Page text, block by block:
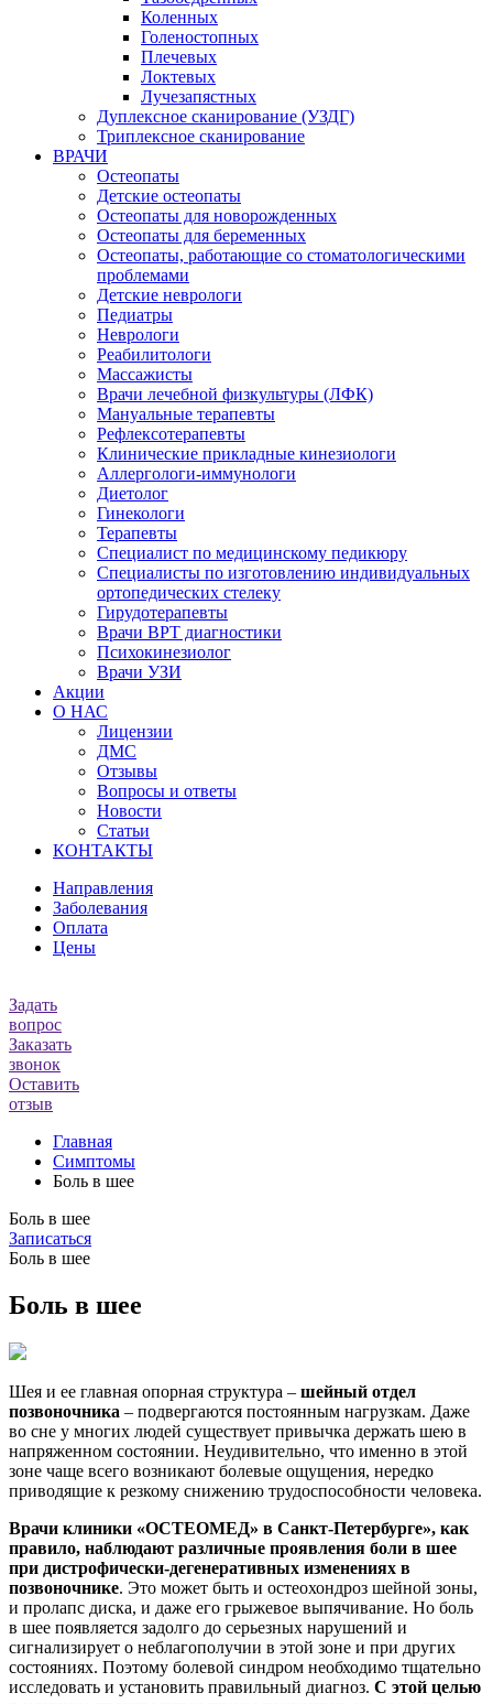
Коленных
Голеностопных
Плечевых
Локтевых
Лучезапястных
Дуплексное сканирование (УЗДГ)
Триплексное сканирование
ВРАЧИ
Остеопаты
Детские остеопаты
Остеопаты для новорожденных
Остеопаты для беременных
Остеопаты, работающие со стоматологическими
проблемами
Детские неврологи
Педиатры
Неврологи
Реабилитологи
Массажисты
Врачи лечебной физкультуры (ЛФК)
Мануальные терапевты
Рефлексотерапевты
Клинические прикладные кинезиологи
Аллергологи-иммунологи
Диетолог
Гинекологи
Терапевты
Специалист по медицинскому педикюру
Специалисты по изготовлению индивидуальных
ортопедических стелеку
Гирудотерапевты
Врачи ВРТ диагностики
Психокинезиолог
Врачи УЗИ
Акции
О НАС
Лицензии
ДМС
Отзывы
Вопросы и ответы
Новости
Статьи
КОНТАКТЫ
Направления
Заболевания
Оплата
Цены
Задать
вопрос
Заказать
звонок
Оставить
отзыв
Главная
Симптомы
Боль в шее
Боль в шее
Записаться
Боль в шее
Боль в шее
Шея и ее главная опорная структура – шейный отдел
позвоночника – подвергаются постоянным нагрузкам. Даже
во сне у многих людей существует привычка держать шею в
напряженном состоянии. Неудивительно, что именно в этой
зоне чаще всего возникают болевые ощущения, нередко
приводящие к резкому снижению трудоспособности человека.
Врачи клиники «ОСТЕОМЕД» в Санкт-Петербурге», как
правило, наблюдают различные проявления боли в шее
при дистрофически-дегенеративных изменениях в
позвоночнике. Это может быть и остеохондроз шейной зоны,
и пролапс диска, и даже его грыжевое выпячивание. Но боль
в шее появляется задолго до серьезных нарушений и
сигнализирует о неблагополучии в этой зоне и при других
состояниях. Поэтому болевой синдром необходимо тщательно
исследовать и установить правильный диагноз. С этой целью